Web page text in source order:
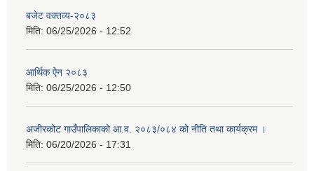
बजेट वक्तव्य-२०८३
मिति: 06/25/2026 - 12:52
आर्थिक ऐन २०८३
मिति: 06/25/2026 - 12:50
अजीरकोट गाउँपालिकाको आ.व. २०८३/०८४ को नीति तथा कार्यक्रम ।
मिति: 06/20/2026 - 17:31